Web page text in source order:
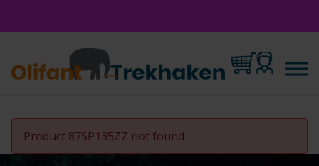
Product 87SP135ZZ not found